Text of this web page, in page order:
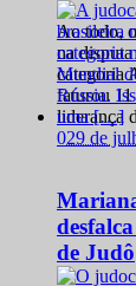
Ao todo,
na
categoria
faturou 11
liderança
029 de
de Judô